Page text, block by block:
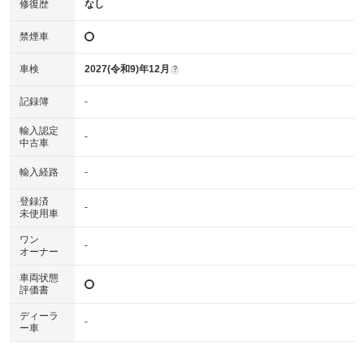
修復歴 なし
禁煙車
車検 2027(令和9)年12月 ?
記録簿 -
輸入認定
中古車
-
輸入経路 -
登録済
未使用車
-
ワン
オーナー
-
車両状態
評価書
ディーラ
ー車
-